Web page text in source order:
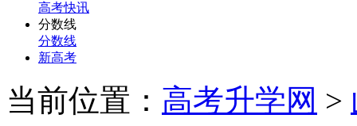
高考快讯
分数线
分数线
新高考
当前位置： 高考升学网 >